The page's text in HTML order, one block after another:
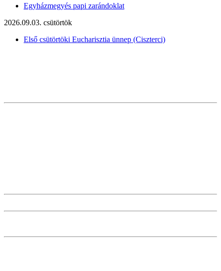
Egyházmegyés papi zarándoklat
2026.09.03. csütörtök
Első csütörtöki Eucharisztia ünnep (Ciszterci)